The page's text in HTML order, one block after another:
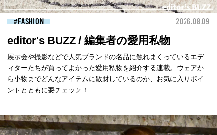
FASHION 2026.08.09
editor's BUZZ / 編集者の愛用私物
展示会や撮影などで人気ブランドの名品に触れまくっているエデ
ィターたちが買ってよかった愛用私物を紹介する連載。ウェアか
ら小物までどんなアイテムに散財しているのか、お気に入りポイ
ントとともに要チェック！